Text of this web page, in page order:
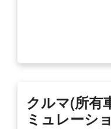
クルマ(所有
ミュレーシ